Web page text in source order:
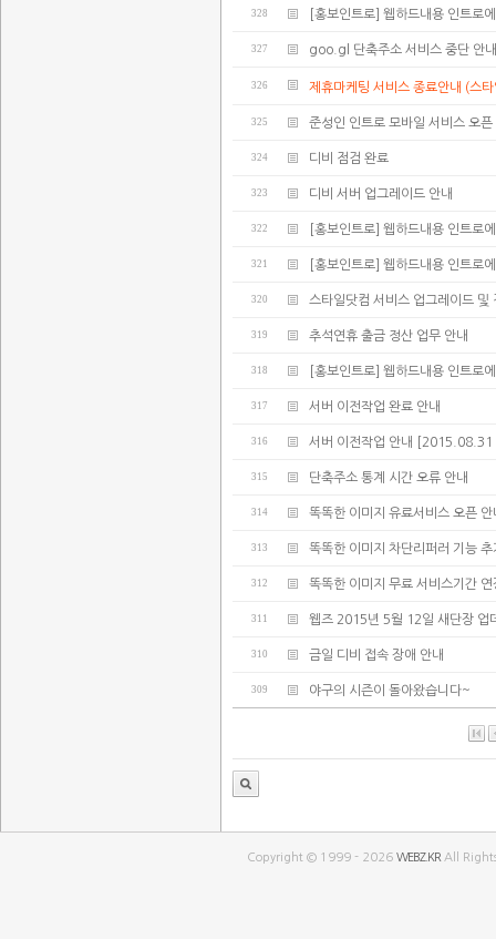
328 [홍보인트로] 웹하드내용 인트로
327 goo.gl 단축주소 서비스 중단 안내
326 제휴마케팅 서비스 종료안내 (스
325 준성인 인트로 모바일 서비스 오픈
324 디비 점검 완료
323 디비 서버 업그레이드 안내
322 [홍보인트로] 웹하드내용 인트로
321 [홍보인트로] 웹하드내용 인트로
320 스타일닷컴 서비스 업그레이드 및
319 추석연휴 출금 정산 업무 안내
318 [홍보인트로] 웹하드내용 인트로
317 서버 이전작업 완료 안내
316 서버 이전작업 안내
315 단축주소 통계 시간 오류 안내
314 똑똑한 이미지 유료서비스 오픈 안
313 똑똑한 이미지 차단리퍼러 기능 추
312 똑똑한 이미지 무료 서비스기간 연
311 웹즈 2015년 5월 12일 새단장 업
310 금일 디비 접속 장애 안내
309 야구의 시즌이 돌아왔습니다~
Copyright © 1999 - 2026WEBZ.KR All